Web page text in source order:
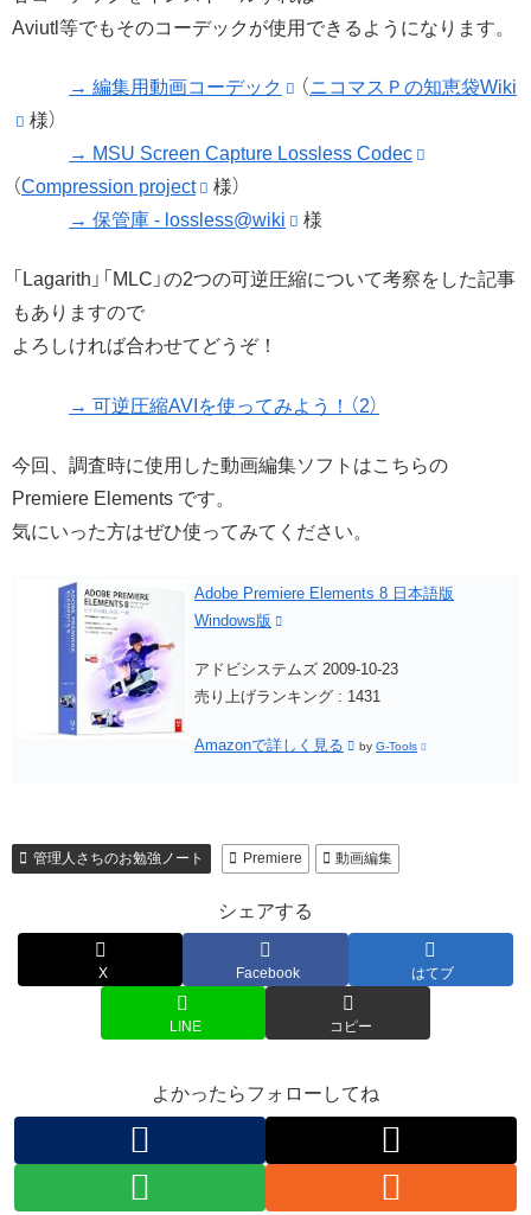
Aviutl等でもそのコーデックが使用できるようになります。
→ 編集用動画コーデック （ニコマスＰの知恵袋Wiki
様）
→ MSU Screen Capture Lossless Codec
（Compression project
様）
→ 保管庫 - lossless@wiki
様
「Lagarith」「MLC」の2つの可逆圧縮について考察をした記事
もありますので
よろしければ合わせてどうぞ！
→ 可逆圧縮AVIを使ってみよう！（2）
今回、調査時に使用した動画編集ソフトはこちらの
Premiere Elements です。
気にいった方はぜひ使ってみてください。
Adobe Premiere Elements 8 日本語版
Windows版
アドビシステムズ 2009-10-23
売り上げランキング : 1431
Amazonで詳しく見る by G-Tools
管理人さちのお勉強ノート Premiere 動画編集
シェアする
X Facebook はてブ
LINE コピー
よかったらフォローしてね